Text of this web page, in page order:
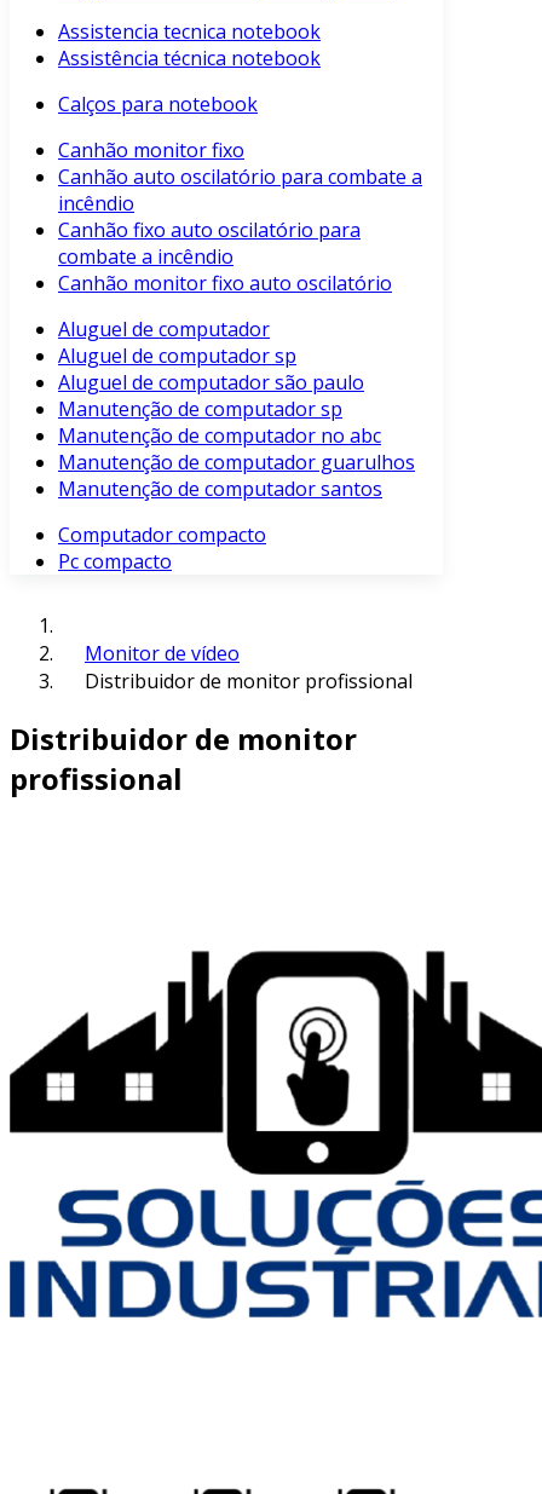
Assistencia tecnica notebook
Assistência técnica notebook
Calços para notebook
Canhão monitor fixo
Canhão auto oscilatório para combate a
incêndio
Canhão fixo auto oscilatório para
combate a incêndio
Canhão monitor fixo auto oscilatório
Aluguel de computador
Aluguel de computador sp
Aluguel de computador são paulo
Manutenção de computador sp
Manutenção de computador no abc
Manutenção de computador guarulhos
Manutenção de computador santos
Computador compacto
Pc compacto
Monitor de vídeo
Distribuidor de monitor profissional
Distribuidor de monitor
profissional